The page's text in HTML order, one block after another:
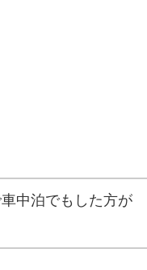
中泊でもした方が